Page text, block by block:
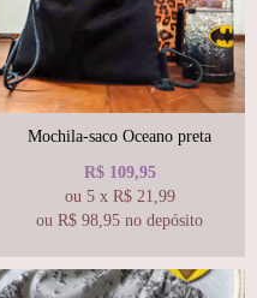
Mochila-saco Oceano preta
R$ 109,95
ou 5 x R$ 21,99
ou R$ 98,95 no depósito